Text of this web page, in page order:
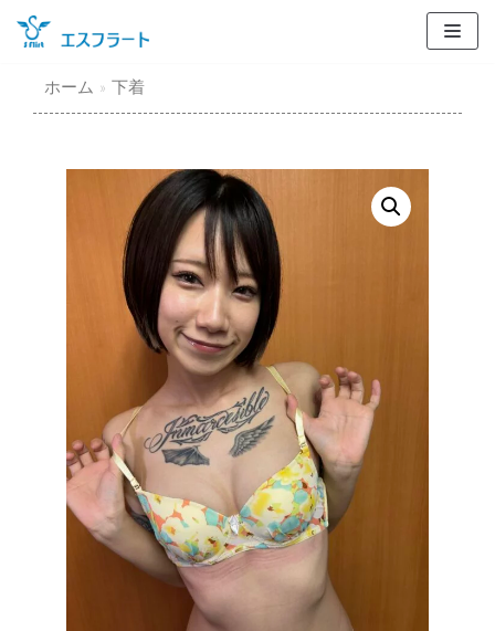
コ
ン
ン
ホーム » 下着